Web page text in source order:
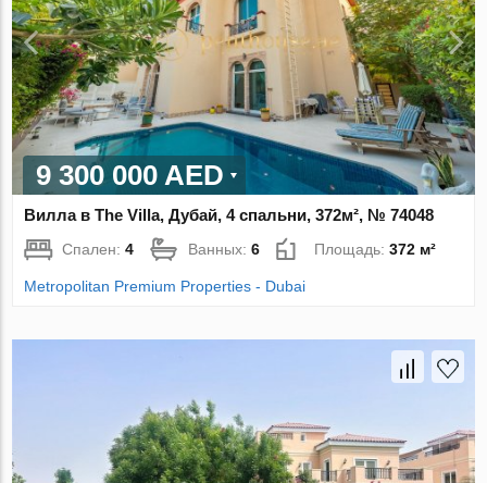
9 300 000 AED
Вилла в The Villa, Дубай, 4 спальни, 372м², № 74048
Спален:4 Ванных:6 Площадь:372 м²
Metropolitan Premium Properties - Dubai